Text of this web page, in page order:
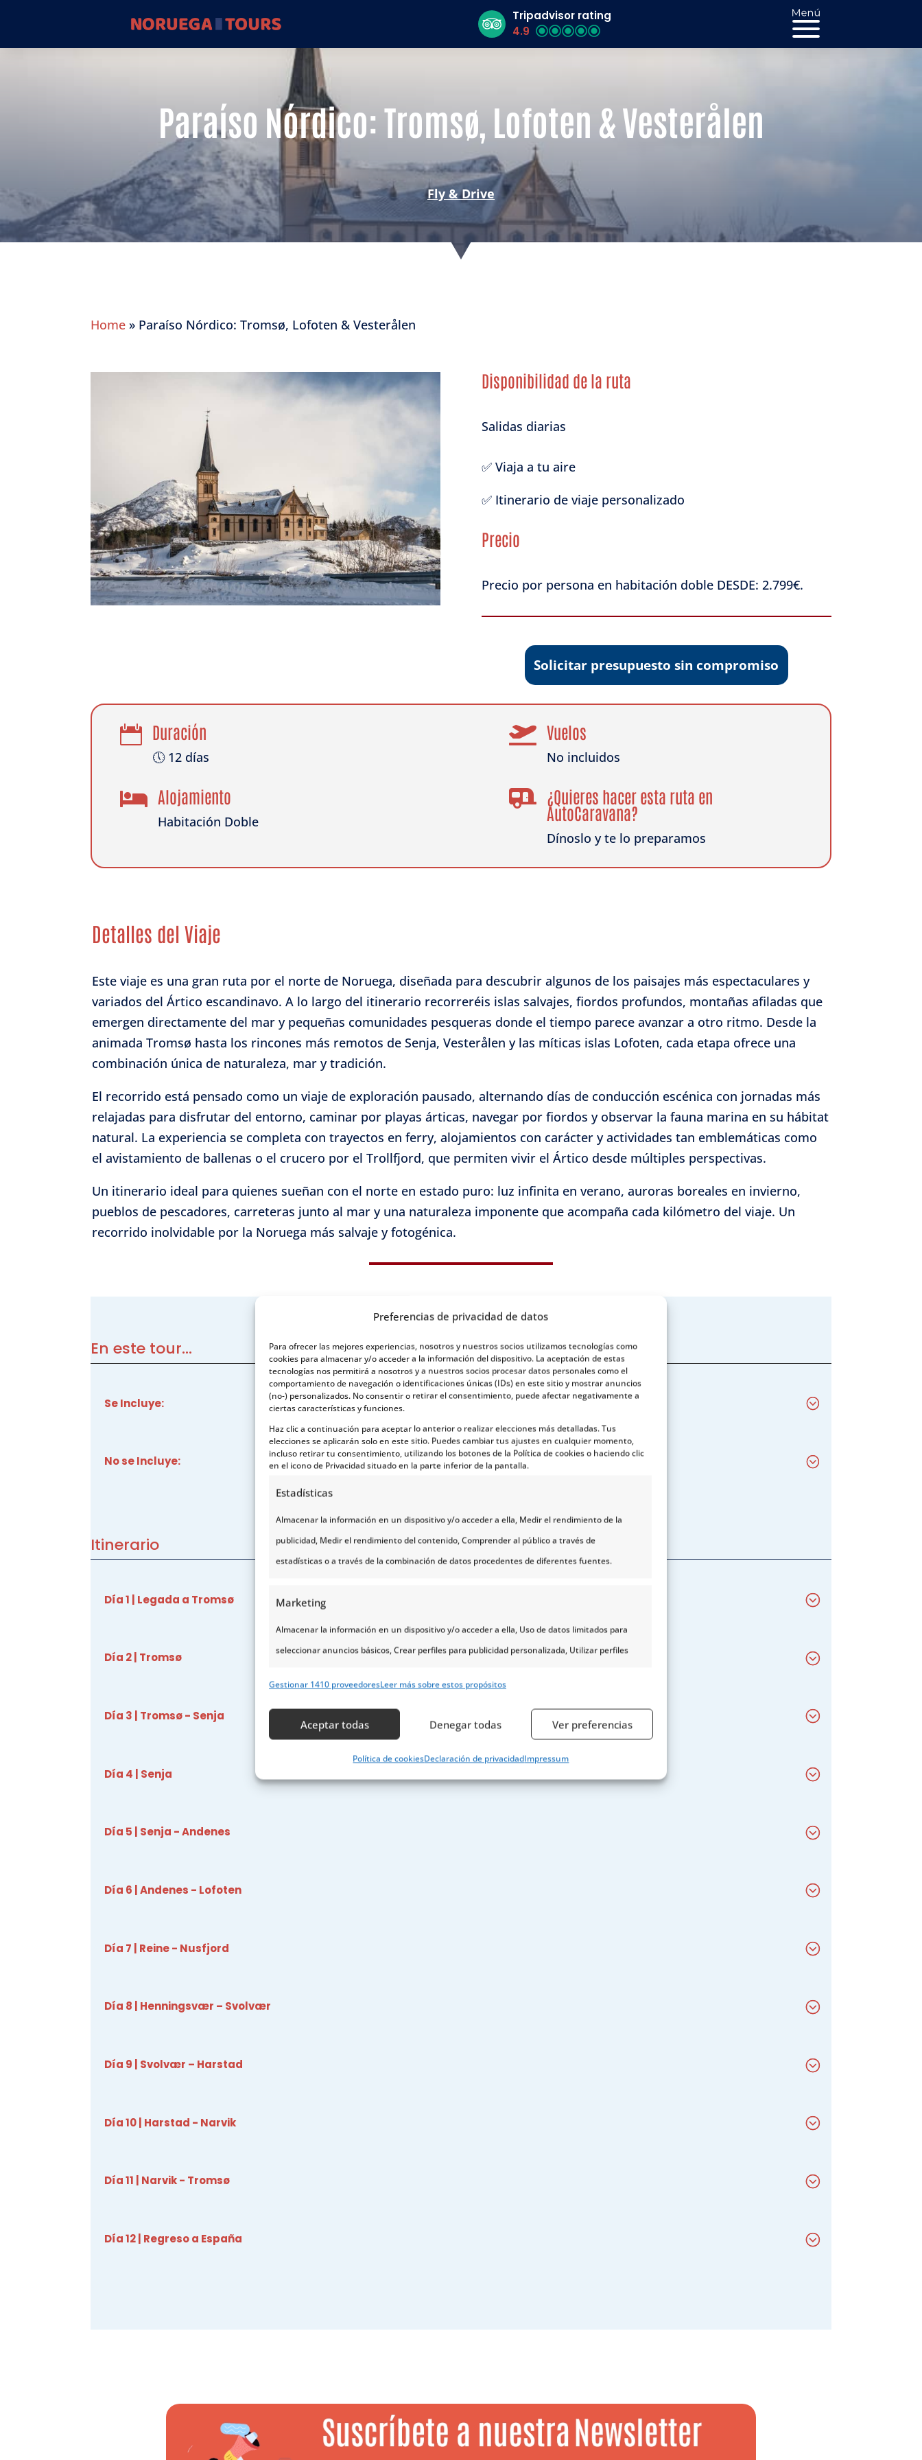
Preferencias de privacidad de datos
Para ofrecer las mejores experiencias, nosotros y nuestros socios utilizamos tecnologías como
cookies para almacenar y/o acceder a la información del dispositivo. La aceptación de estas
tecnologías nos permitirá a nosotros y a nuestros socios procesar datos personales como el
comportamiento de navegación o identificaciones únicas (IDs) en este sitio y mostrar anuncios
(no-) personalizados. No consentir o retirar el consentimiento, puede afectar negativamente a
ciertas características y funciones.
Haz clic a continuación para aceptar lo anterior o realizar elecciones más detalladas. Tus
elecciones se aplicarán solo en este sitio. Puedes cambiar tus ajustes en cualquier momento,
incluso retirar tu consentimiento, utilizando los botones de la Política de cookies o haciendo clic
en el icono de Privacidad situado en la parte inferior de la pantalla.
Estadísticas
Almacenar la información en un dispositivo y/o acceder a ella, Medir el rendimiento de la
publicidad, Medir el rendimiento del contenido, Comprender al público a través de
estadísticas o a través de la combinación de datos procedentes de diferentes fuentes.
Marketing
Almacenar la información en un dispositivo y/o acceder a ella, Uso de datos limitados para
seleccionar anuncios básicos, Crear perfiles para publicidad personalizada, Utilizar perfiles
Uso de perfiles para la selección de contenido personalizado, Desarrollo y mejora de los
servicios, Uso de datos limitados con el objetivo de seleccionar el contenido.
Cotejo y combinación de datos procedentes de otras fuentes de información,
Gestionar 1410 proveedoresLeer más sobre estos propósitos
Aceptar todas Denegar todas Ver preferencias
Política de cookiesDeclaración de privacidadImpressum
Tripadvisor rating
4.9
Paraíso Nórdico: Tromsø, Lofoten & Vesterålen
Fly & Drive
Home » Paraíso Nórdico: Tromsø, Lofoten & Vesterålen
Disponibilidad de la ruta
Salidas diarias
✅ Viaja a tu aire
✅ Itinerario de viaje personalizado
Precio
Precio por persona en habitación doble DESDE: 2.799€.
Solicitar presupuesto sin compromiso
 Duración
🕔 12 días
 Alojamiento
Habitación Doble
 Vuelos
No incluidos
 ¿Quieres hacer esta ruta en
AutoCaravana?
Dínoslo y te lo preparamos
Detalles del Viaje
Este viaje es una gran ruta por el norte de Noruega, diseñada para descubrir algunos de los paisajes más espectaculares y
variados del Ártico escandinavo. A lo largo del itinerario recorreréis islas salvajes, fiordos profundos, montañas afiladas que
emergen directamente del mar y pequeñas comunidades pesqueras donde el tiempo parece avanzar a otro ritmo. Desde la
animada Tromsø hasta los rincones más remotos de Senja, Vesterålen y las míticas islas Lofoten, cada etapa ofrece una
combinación única de naturaleza, mar y tradición.
El recorrido está pensado como un viaje de exploración pausado, alternando días de conducción escénica con jornadas más
relajadas para disfrutar del entorno, caminar por playas árticas, navegar por fiordos y observar la fauna marina en su hábitat
natural. La experiencia se completa con trayectos en ferry, alojamientos con carácter y actividades tan emblemáticas como
el avistamiento de ballenas o el crucero por el Trollfjord, que permiten vivir el Ártico desde múltiples perspectivas.
Un itinerario ideal para quienes sueñan con el norte en estado puro: luz infinita en verano, auroras boreales en invierno,
pueblos de pescadores, carreteras junto al mar y una naturaleza imponente que acompaña cada kilómetro del viaje. Un
recorrido inolvidable por la Noruega más salvaje y fotogénica.
En este tour...
Se Incluye:
No se Incluye:
Itinerario
Día 1 | Legada a Tromsø
Día 2 | Tromsø
Día 3 | Tromsø - Senja
Día 4 | Senja
Día 5 | Senja - Andenes
Día 6 | Andenes - Lofoten
Día 7 | Reine - Nusfjord
Día 8 | Henningsvær – Svolvær
Día 9 | Svolvær – Harstad
Día 10 | Harstad - Narvik
Día 11 | Narvik - Tromsø
Día 12 | Regreso a España